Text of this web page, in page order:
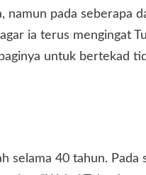
pada seberapa
ia terus mengingat
untuk bertekad
selama 40 tahun. Pada